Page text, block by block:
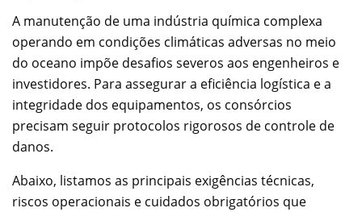
A manutenção de uma indústria química complexa
operando em condições climáticas adversas no meio
do oceano impõe desafios severos aos engenheiros e
investidores. Para assegurar a eficiência logística e a
integridade dos equipamentos, os consórcios
precisam seguir protocolos rigorosos de controle de
danos.
Abaixo, listamos as principais exigências técnicas,
riscos operacionais e cuidados obrigatórios que